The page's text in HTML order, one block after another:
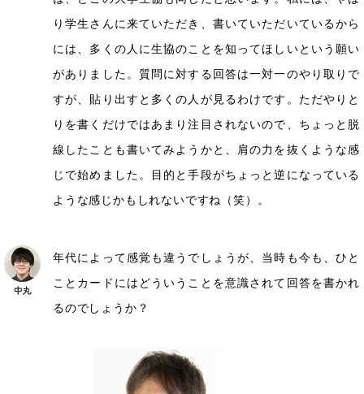
り学生さんに来ていただき、書いていただいているから
には、多くの人に生協のことを知ってほしいという願い
がありました。質問に対する回答は一対一のやり取りで
すが、貼り出すと多くの人が見るわけです。ただやりと
りを書くだけではあまり注目されないので、ちょっと脱
線したことも書いてみようかと、肩の力を抜くような感
じで始めました。目的と手段がちょっと逆になっている
ような感じかもしれないですね（笑）。
年代によって感覚も違うでしょうが、当時も今も、ひと
ことカードにはどういうことを意識されて回答を書かれ
るのでしょうか？